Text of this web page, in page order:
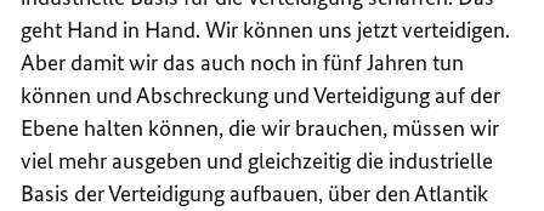
geht Hand in Hand. Wir können uns jetzt verteidigen.
Aber damit wir das auch noch in fünf Jahren tun
können und Abschreckung und Verteidigung auf der
Ebene halten können, die wir brauchen, müssen wir
viel mehr ausgeben und gleichzeitig die industrielle
Basis der Verteidigung aufbauen, über den Atlantik